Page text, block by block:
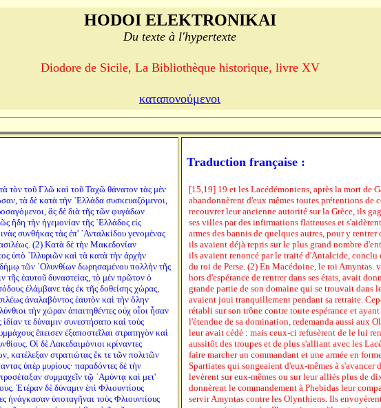
HODOI ELEKTRONIKAI
Du texte à l'hypertexte
Diodore de Sicile, La Bibliothèque historique, livre XV
καταπονούμενοι
τὸν τοῦ Γλῶ καὶ τοῦ Ταχῶ θάνατον τὰς μὲν
τὰ δὲ κατὰ τὴν ῾Ελλάδα συσκευαζόμενοι,
ἃς δὲ διὰ τῆς τῶν φυγάδων
ἤδη τὴν ἡγεμονίαν τῆς ῾Ελλάδος εἰς
συνθήκας τὰς ἐπ' ᾿Ανταλκίδου γενομένας
(2) Κατὰ δὲ τὴν Μακεδονίαν
ὑπὸ ᾿Ιλλυριῶν καὶ τὰ κατὰ τὴν ἀρχὴν
τῶν ᾿Ολυνθίων δωρησαμένου πολλὴν τῆς
ἑαυτοῦ δυναστείας, τὸ μὲν πρῶτον ὁ
ἐλάμβανε τὰς ἐκ τῆς δοθείσης χώρας,
ἀναλαβόντος ἑαυτὸν καὶ τὴν ὅλην
τὴν χώραν ἀπαιτηθέντες οὐχ οἷοι ἦσαν
τε δύναμιν συνεστήσατο καὶ τοὺς
ἔπεισεν ἐξαποστεῖλαι στρατηγὸν καὶ
Οἱ δὲ Λακεδαιμόνιοι κρίναντες
κατέλεξαν στρατιώτας ἔκ τε τῶν πολιτῶν
ὑπὲρ μυρίους· παραδόντες δὲ τὴν
συμμαχεῖν τῷ ᾿Αμύντᾳ καὶ μετ'
Ἑτέραν δὲ δύναμιν ἐπὶ Φλιουντίους
ἠνάγκασαν ὑποταγῆναι τοὺς Φλιουντίους
Traduction française :
[15,19] 19 et les Lacédémoniens, après la mort de
abandonnèrent d'eux mêmes toutes prétentions de
recouvrer leur ancienne autorité sur la Grèce, ils
ses villes par des infirmations flatteuses et
armes des bannis de quelques autres, pour y
ils avaient déjà repris sur le plus grand nombre
ils avaient renoncé par le traité d'Antalcide, conclu
du roi de Perse. (2) En Macédoine, le roi Amyntas.
hors d'espérance de rentrer dans ses états, avait
grande partie de son domaine qui se trouvait dans
avaient joui tranquillement pendant sa retraite.
rétabli sur son trône contre toute espérance et
l'étendue de sa domination, redemanda aussi aux
leur avait cédé : mais ceux-ci refusèrent de le lui
aussitôt des troupes et de plus s'alliant avec les
faire marcher un commandant et une armée en
Spartiates qui songeaient d'eux-mêmes à s'avancer
levèrent sur eux-mêmes ou sur leur alliés plus de
donnèrent le commandement à Phebidas leur
servir Amyntas contre les Olynthiens. Ils